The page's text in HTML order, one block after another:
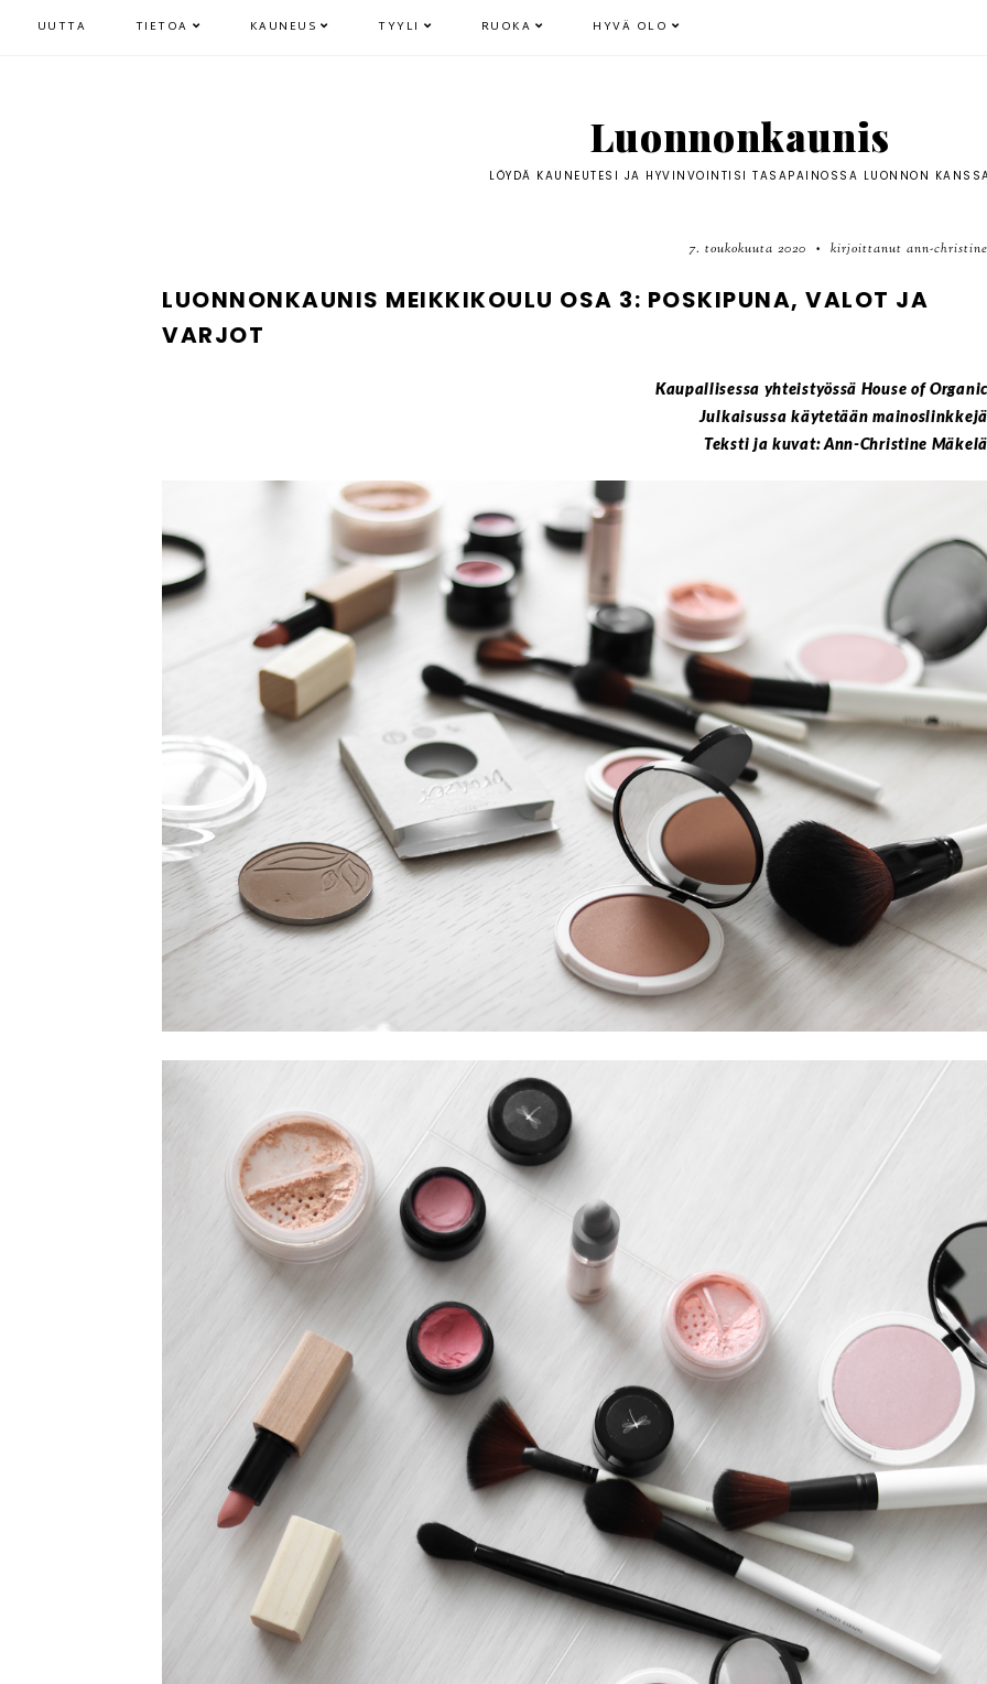
UUTTA TIETOA KAUNEUS TYYLI RUOKA HYVÄ OLO
Luonnonkaunis
LÖYDÄ KAUNEUTESI JA HYVINVOINTISI TASAPAINOSSA LUONNON
7. toukokuuta 2020 • kirjoittanut ann-christine
LUONNONKAUNIS MEIKKIKOULU OSA 3: POSKIPUNA, VALOT JA
VARJOT
Kaupallisessa yhteistyössä House of Organic
Julkaisussa käytetään mainoslinkkejä
Teksti ja kuvat: Ann-Christine Mäkelä